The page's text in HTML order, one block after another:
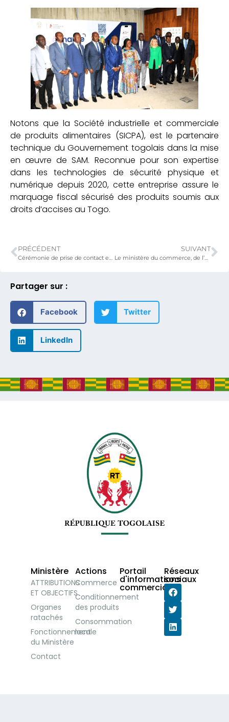
Partager sur :
Facebook Twitter
LinkedIn
Notons que la Société industrielle et commerciale
de produits alimentaires (SICPA), est le partenaire
technique du Gouvernement togolais dans la mise
en œuvre de SAM. Reconnue pour son expertise
dans les technologies de sécurité physique et
numérique depuis 2020, cette entreprise assure le
marquage fiscal sécurisé des produits soumis aux
droits d’accises au Togo.
PRÉCÉDENT SUIVANT
Le ministère du commerce, de l’artisanat et de la consommation locale outille les dirigeants des TPME en établissement de partenariats d’affaires
Ministère
ATTRIBUTIONS
ET OBJECTIFS
Organes
ratachés
Fonctionnement
du Ministère
Contact
Actions
Commerce
Conditionnement
des produits
Consommation
locale
Portail
d'informations
commerciales
Réseaux
sociaux